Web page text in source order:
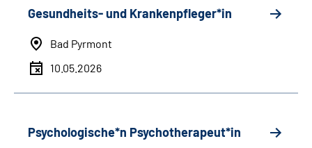
Gesundheits- und Krankenpfleger*in
Bad Pyrmont
10.05.2026
Psychologische*n Psychotherapeut*in